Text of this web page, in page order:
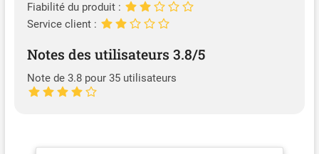
Fiabilité du produit :
Service client :
Notes des utilisateurs 3.8/5
Note de 3.8 pour 35 utilisateurs